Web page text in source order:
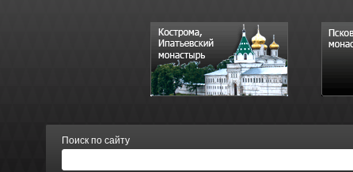
Поиск по сайту